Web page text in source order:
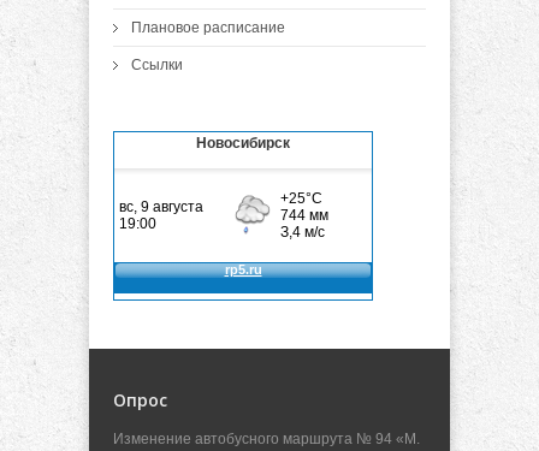
Плановое расписание
Ссылки
Новосибирск
Опрос
Изменение автобусного маршрута № 94 «М.